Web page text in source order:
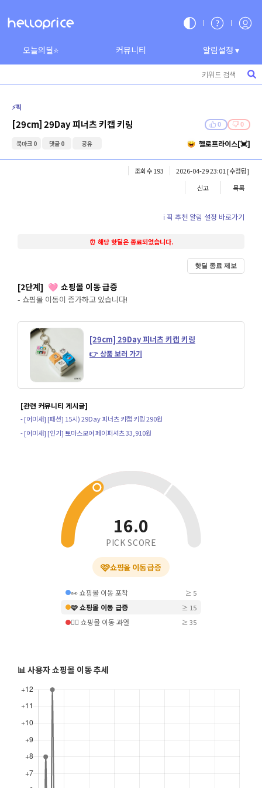
오늘의딜⭐ 커뮤니티 알림설정 ▾
⚡️픽
[29cm] 29Day 피너츠 키캡 키링 0 0
북마크 0 댓글 0 공유 헬로프라이스[💓]
조회수 193 2026-04-29 23:01 [수정됨]
신고
목록
ℹ️ 픽 추천 알림 설정 바로가기
⏰ 해당 핫딜은 종료되었습니다.
핫딜 종료 제보
[2단계] 🩷 쇼핑몰 이동 급증
- 쇼핑몰 이동이 증가하고 있습니다!
[29cm] 29Day 피너츠 키캡 키링
👉 상품 보러 가기
[관련 커뮤니티 게시글]
- [어미새] [패션] 15시) 29Day 피너츠 키캡 키링 290원
- [어미새] [인기] 토마스모어 페이퍼셔츠 33,910원
16.0
PICK SCORE
🩷쇼핑몰 이동 급증
👀 쇼핑몰 이동 포착 ≥ 5
🩷 쇼핑몰 이동 급증 ≥ 15
❤️‍🔥 쇼핑몰 이동 과열 ≥ 35
📊 사용자 쇼핑몰 이동 추세